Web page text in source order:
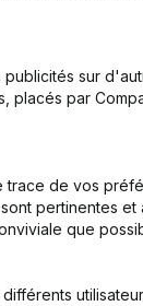
sur
placés par
de vos
pertinentes
que